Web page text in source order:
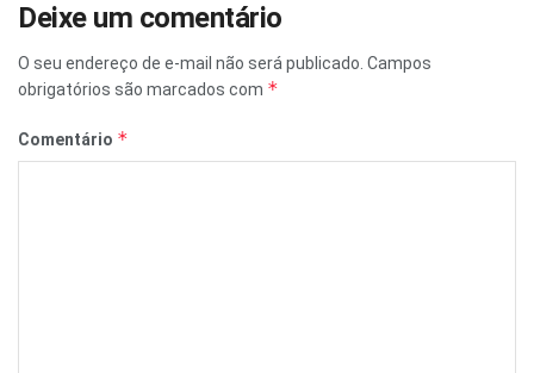
Deixe um comentário
O seu endereço de e-mail não será publicado. Campos
obrigatórios são marcados com *
Comentário *